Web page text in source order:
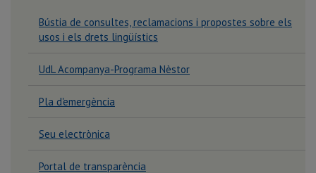
Grau en Infermeria-Campus
d'Igualada-UdL
Bústia de consultes, reclamacions i propostes sobre els
usos i els drets lingüístics
UdL Acompanya-Programa Nèstor
Pla d'emergència
Seu electrònica